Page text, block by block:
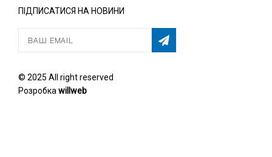
ПІДПИСАТИСЯ НА НОВИНИ
© 2025 All right reserved
Розробка willweb